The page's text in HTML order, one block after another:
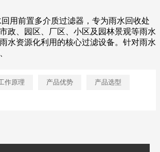
用前置多介质过滤器，专为雨水回收处
政、园区、厂区、小区及园林景观等雨水
水资源化利用的核心过滤设备。针对雨水
作原理 产品优势
产品选型